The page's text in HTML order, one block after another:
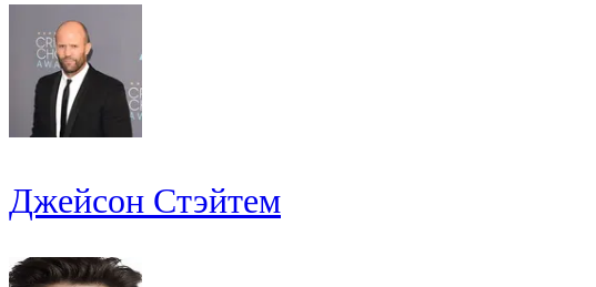
Джейсон Стэйтем